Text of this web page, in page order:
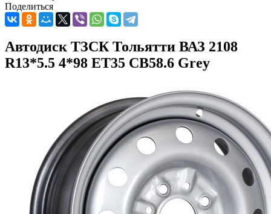
Поделиться
Автодиск ТЗСК Тольятти ВАЗ 2108
R13*5.5 4*98 ET35 CB58.6 Grey